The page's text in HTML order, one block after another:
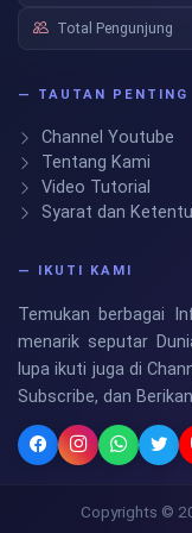
Total Pengunjung
— TAUTAN PENTING
Channel Youtube
Tentang Kami
Video Tutorial
Syarat dan
— IKUTI KAMI
Temukan berbagai
menarik seputar
lupa ikuti juga di
Subscribe, dan
Copyrights ©